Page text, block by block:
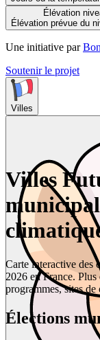
Élévation
Élévation prévue du
Une initiative par
Soutenir le projet
Villes
Villes
Carte interactive des
2026 en France.
programmes, sites
Élections